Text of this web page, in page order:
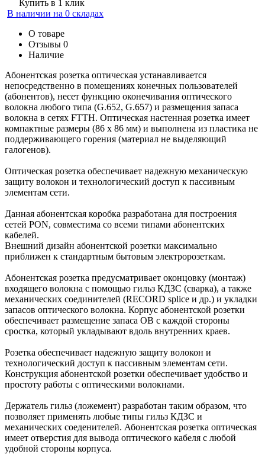
Купить в 1 клик
В наличии на 0 складах
О товаре
Отзывы 0
Наличие
Абонентская розетка оптическая устанавливается
непосредственно в помещениях конечных пользователей
(абонентов), несет функцию оконечивания оптического
волокна любого типа (G.652, G.657) и размещения запаса
волокна в сетях FTTH. Оптическая настенная розетка имеет
компактные размеры (86 x 86 мм) и выполнена из пластика не
поддерживающего горения (материал не выделяющий
галогенов).
Оптическая розетка обеспечивает надежную механическую
защиту волокон и технологический доступ к пассивным
элементам сети.
Данная абонентская коробка разработана для построения
сетей PON, совместима со всеми типами абонентских
кабелей.
Внешний дизайн абонентской розетки максимально
приближен к стандартным бытовым электророзеткам.
Абонентская розетка предусматривает оконцовку (монтаж)
входящего волокна с помощью гильз КДЗС (сварка), а также
механических соединителей (RECORD splice и др.) и укладки
запасов оптического волокна. Корпус абонентской розетки
обеспечивает размещение запаса ОВ с каждой стороны
сростка, который укладывают вдоль внутренних краев.
Розетка обеспечивает надежную защиту волокон и
технологический доступ к пассивным элементам сети.
Конструкция абонентской розетки обеспечивает удобство и
простоту работы с оптическими волокнами.
Держатель гильз (ложемент) разработан таким образом, что
позволяет применять любые типы гильз КДЗС и
механических соеденителей. Абонентская розетка оптическая
имеет отверстия для вывода оптического кабеля с любой
удобной стороны корпуса.